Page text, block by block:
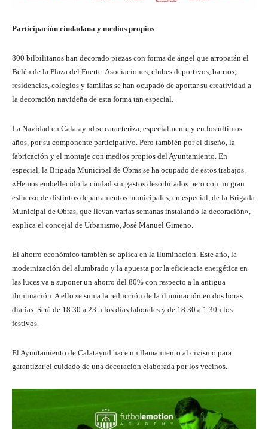
Participación ciudadana y medios propios
800 bilbilitanos han decorado piezas con forma de ángel que arroparán el
Belén de la Plaza del Fuerte. Asociaciones, clubes deportivos, barrios,
residencias, colegios y familias se han ocupado de aportar su creatividad a
la decoración navideña de esta forma tan especial.
La Navidad en Calatayud se caracteriza, especialmente y en los últimos
años, por su componente participativo. Pero también por el diseño, la
fabricación y el montaje con medios propios del Ayuntamiento. En
especial, la Brigada Municipal de Obras se ha ocupado de estos trabajos.
«Hemos embellecido la ciudad sin gastos desorbitados pero con un gran
esfuerzo de distintos departamentos municipales, en especial, de la Brigada
Municipal de Obras, que llevan varias semanas instalando la decoración»,
explica el concejal de Urbanismo, José Manuel Gimeno.
El ahorro económico también se aplica en la iluminación. Este año, la
modernización del alumbrado y la apuesta por la eficiencia energética en
las luces va a suponer un ahorro del 80% con respecto a la antigua
iluminación. A ello se suma la reducción de la iluminación en dos horas
diarias. Será de 18.30 a 23 h los días laborales y de 18.30 a 1.30h los
festivos.
El Ayuntamiento de Calatayud hace un llamamiento al civismo para
garantizar el cuidado de una decoración elaborada por los vecinos.